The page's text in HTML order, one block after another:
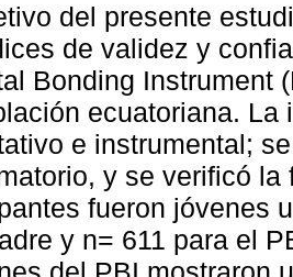
del presente
de validez y
Bonding Instrument
ecuatoriana.
e instrumental;
y se verificó
fueron jóvenes
y n= 611 para el